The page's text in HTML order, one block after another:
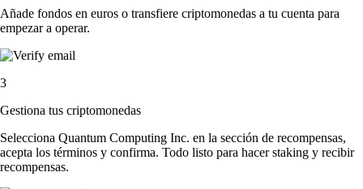
Añade fondos en euros o transfiere criptomonedas a tu cuenta para
empezar a operar.
3
Gestiona tus criptomonedas
Selecciona Quantum Computing Inc. en la sección de recompensas,
acepta los términos y confirma. Todo listo para hacer staking y recibir
recompensas.